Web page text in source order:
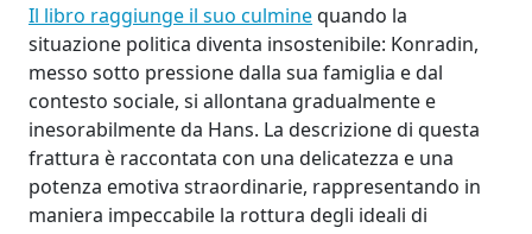
Il libro raggiunge il suo culminequando la
situazione politica diventa insostenibile: Konradin,
messo sotto pressione dalla sua famiglia e dal
contesto sociale, si allontana gradualmente e
inesorabilmente da Hans. La descrizione di questa
frattura è raccontata con una delicatezza e una
potenza emotiva straordinarie, rappresentando in
maniera impeccabile la rottura degli ideali di